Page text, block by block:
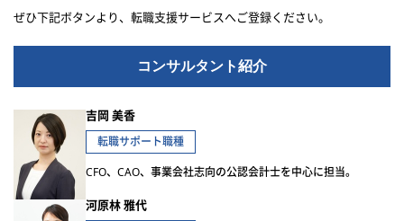
ぜひ下記ボタンより、転職支援サービスへご登録ください。
コンサルタント紹介
吉岡 美香
転職サポート職種
CFO、CAO、事業会社志向の公認会計士を中心に担当。
河原林 雅代